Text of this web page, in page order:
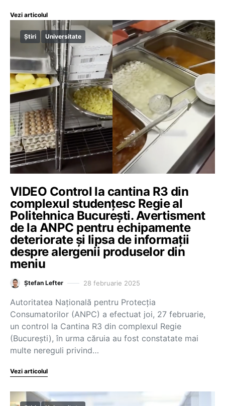
Vezi articolul
Știri Universitate
VIDEO Control la cantina R3 din
complexul studențesc Regie al
Politehnica București. Avertisment
de la ANPC pentru echipamente
deteriorate și lipsa de informații
despre alergenii produselor din
meniu
Ștefan Lefter 28 februarie 2025
Autoritatea Națională pentru Protecția
Consumatorilor (ANPC) a efectuat joi, 27 februarie,
un control la Cantina R3 din complexul Regie
(București), în urma căruia au fost constatate mai
multe nereguli privind…
Vezi articolul